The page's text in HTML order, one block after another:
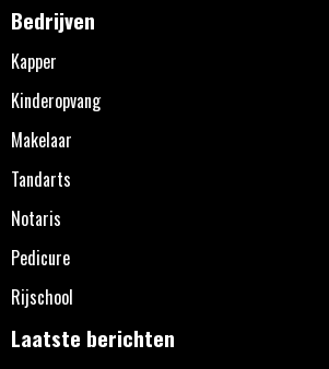
Bedrijven
Kapper
Kinderopvang
Makelaar
Tandarts
Notaris
Pedicure
Rijschool
Laatste berichten